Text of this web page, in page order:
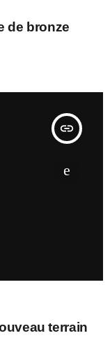
de bronze
insert_link
terrain